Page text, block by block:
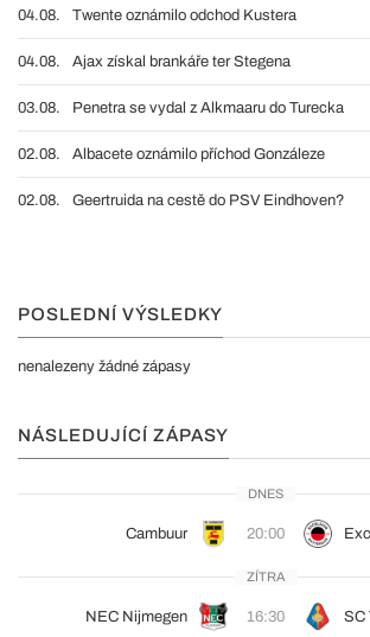
04.08. Twente oznámilo odchod Kustera
04.08. Ajax získal brankáře ter Stegena
03.08. Penetra se vydal z Alkmaaru do Turecka
02.08. Albacete oznámilo příchod Gonzáleze
02.08. Geertruida na cestě do PSV Eindhoven?
POSLEDNÍ VÝSLEDKY
nenalezeny žádné zápasy
NÁSLEDUJÍCÍ ZÁPASY
DNES
Cambuur 20:00
ZÍTRA
NEC Nijmegen 16:30 SC